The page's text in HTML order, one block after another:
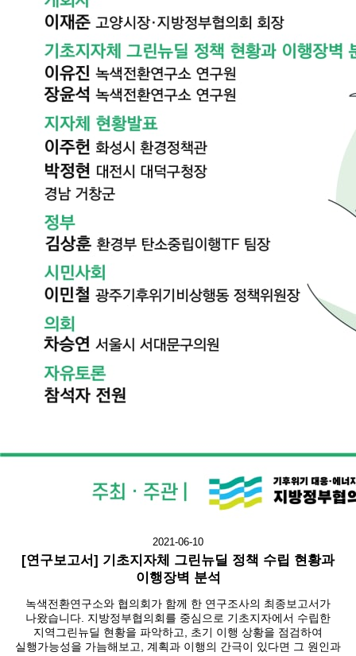
2021-06-10
[연구보고서] 기초지자체 그린뉴딜 정책 수립 현황과
이행장벽 분석
녹색전환연구소와 협의회가 함께 한 연구조사의 최종보고서가
나왔습니다. 지방정부협의회를 중심으로 기초지자에서 수립한
지역그린뉴딜 현황을 파악하고, 초기 이행 상황을 점검하여
실행가능성을 가늠해보고, 계획과 이행의 간극이 있다면 그 원인과